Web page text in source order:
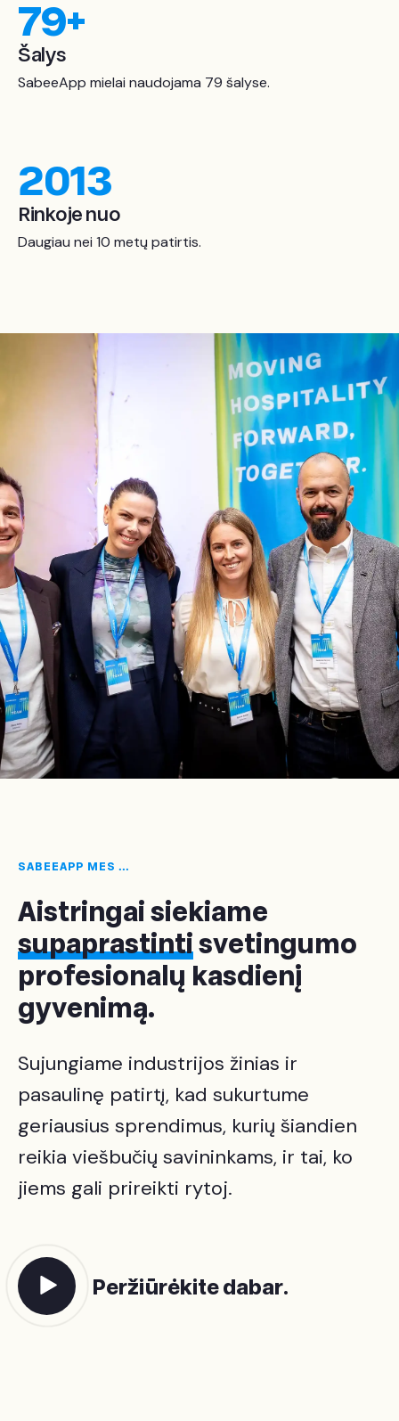
79+
Šalys
SabeeApp mielai naudojama 79 šalyse.
2013
Rinkoje nuo
Daugiau nei 10 metų patirtis.
SABEEAPP MES ...
Aistringai siekiame
supaprastintisvetingumo
profesionalų kasdienį
gyvenimą.
Sujungiame industrijos žinias ir
pasaulinę patirtį, kad sukurtume
geriausius sprendimus, kurių šiandien
reikia viešbučių savininkams, ir tai, ko
jiems gali prireikti rytoj.
Peržiūrėkite dabar.